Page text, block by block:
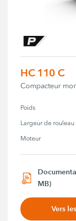
HC 110 C
Compacteur
Poids
Largeur de rouleau
Moteur
MB)
Vers